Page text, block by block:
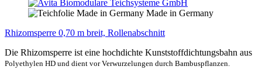
Made in Germany
Rhizomsperre 0,70 m breit, Rollenabschnitt
Die Rhizomsperre ist eine hochdichte Kunststoffdichtungsbahn aus
Polyethylen HD und dient vor Verwurzelungen durch Bambuspflanzen.